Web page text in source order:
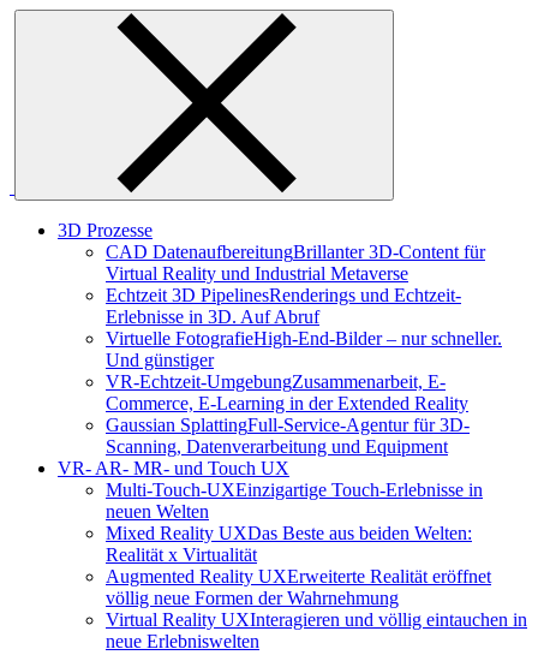
Skip
3D Prozesse
CAD DatenaufbereitungBrillanter 3D-Content für
Virtual Reality und Industrial Metaverse
Echtzeit 3D PipelinesRenderings und Echtzeit-
Erlebnisse in 3D. Auf Abruf
Virtuelle FotografieHigh-End-Bilder – nur schneller.
Und günstiger
VR-Echtzeit-UmgebungZusammenarbeit, E-
Commerce, E-Learning in der Extended Reality
Gaussian SplattingFull-Service-Agentur für 3D-
Scanning, Datenverarbeitung und Equipment
VR- AR- MR- und Touch UX
Multi-Touch-UXEinzigartige Touch-Erlebnisse in
neuen Welten
Mixed Reality UXDas Beste aus beiden Welten:
Realität x Virtualität
Augmented Reality UXErweiterte Realität eröffnet
völlig neue Formen der Wahrnehmung
Virtual Reality UXInteragieren und völlig eintauchen in
neue Erlebniswelten